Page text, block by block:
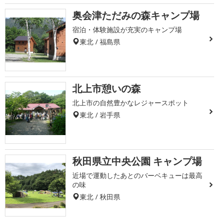
奥会津ただみの森キャンプ場
宿泊・体験施設が充実のキャンプ場
東北 / 福島県
北上市憩いの森
北上市の自然豊かなレジャースポット
東北 / 岩手県
秋田県立中央公園 キャンプ場
近場で運動したあとのバーベキューは最高
の味
東北 / 秋田県